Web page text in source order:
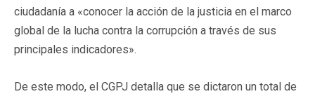
ciudadanía a «conocer la acción de la justicia en el marco
global de la lucha contra la corrupción a través de sus
principales indicadores».
De este modo, el CGPJ detalla que se dictaron un total de